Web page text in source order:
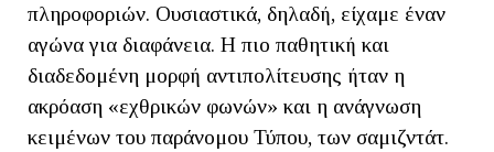
πληροφοριών. Ουσιαστικά, δηλαδή, είχαμε έναν
αγώνα για διαφάνεια. Η πιο παθητική και
διαδεδομένη μορφή αντιπολίτευσης ήταν η
ακρόαση «εχθρικών φωνών» και η ανάγνωση
κειμένων του παράνομου Τύπου, των σαμιζντάτ.